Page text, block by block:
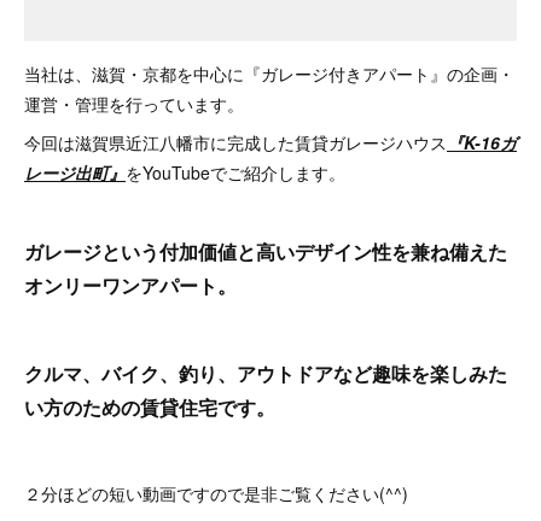
当社は、滋賀・京都を中心に『ガレージ付きアパート』の企画・
運営・管理を行っています。
今回は滋賀県近江八幡市に完成した賃貸ガレージハウス 『K-16ガ
レージ出町』 をYouTubeでご紹介します。
ガレージという付加価値と高いデザイン性を兼ね備えた
オンリーワンアパート。
クルマ、バイク、釣り、アウトドアなど趣味を楽しみた
い方のための賃貸住宅です。
２分ほどの短い動画ですので是非ご覧ください(^^)